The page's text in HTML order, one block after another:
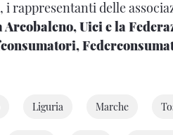
, i rappresentanti delle
Arcobaleno, Uici e la
Liguria Marche